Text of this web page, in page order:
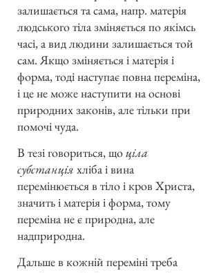
залишається та сама, напр. матерія
людського тіла зміняється по якімсь
часі, а вид людини залишається той
сам. Якщо зміняється і матерія і
форма, тоді наступає повна переміна,
і це не може наступити на основі
природних законів, але тільки при
помочі чуда.
В тезі говориться, щоціла
субстанція хліба і вина
перемінюється в тіло і кров Христа,
значить і матерія і форма, тому
переміна не є природна, але
надприродна.
Дальше в кожній переміні треба